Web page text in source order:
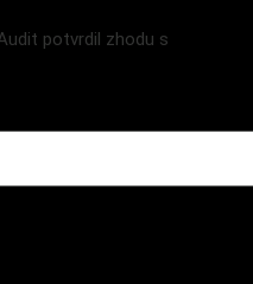
potvrdil zhodu s